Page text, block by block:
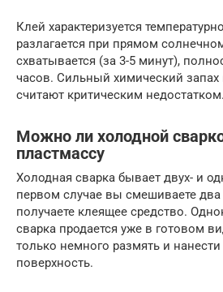
Клей характеризуется
разлагается при прямом
схватывается (за 3-5 минут),
часов. Сильный химический запах
считают критическим недостатком.
Можно ли холодной
пластмассу
Холодная сварка бывает двух- и
первом случае вы смешиваете
получаете клеящее средство.
сварка продается уже в готовом
только немного размять и
поверхность.